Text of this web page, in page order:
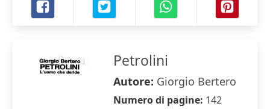
Petrolini
Autore: Giorgio Bertero
Numero di pagine: 142